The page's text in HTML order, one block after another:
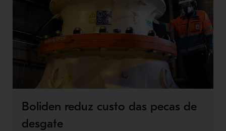
Boliden reduz custo das pecas de
desgate